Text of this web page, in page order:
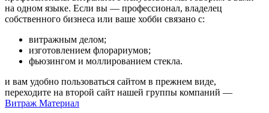
на одном языке. Если вы — профессионал, владелец
собственного бизнеса или ваше хобби связано с:
витражным делом;
изготовлением флорариумов;
фьюзингом и моллированием стекла.
и вам удобно пользоваться сайтом в прежнем виде,
переходите на второй сайт нашей группы компаний —
Витраж Материал